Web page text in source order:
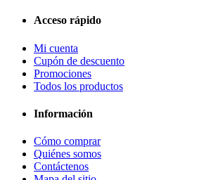
Acceso rápido
Mi cuenta
Cupón de descuento
Promociones
Todos los productos
Información
Cómo comprar
Quiénes somos
Contáctenos